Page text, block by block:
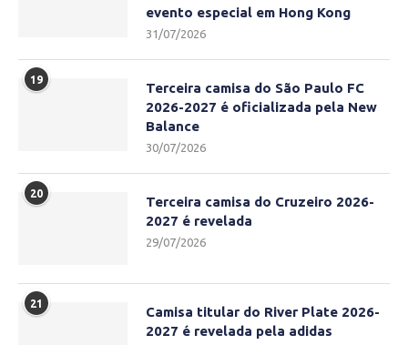
evento especial em Hong Kong
31/07/2026
19
Terceira camisa do São Paulo FC
2026-2027 é oficializada pela New
Balance
30/07/2026
20
Terceira camisa do Cruzeiro 2026-
2027 é revelada
29/07/2026
21
Camisa titular do River Plate 2026-
2027 é revelada pela adidas